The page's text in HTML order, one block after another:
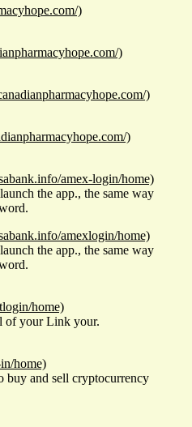
)
)
)
)
amex-login/home)
the app., the same way
amexlogin/home)
the app., the same way
home)
of your Link your.
home)
buy and sell cryptocurrency